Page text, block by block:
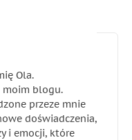
Ola.
moim blogu.
przeze mnie
doświadczenia,
i emocji, które